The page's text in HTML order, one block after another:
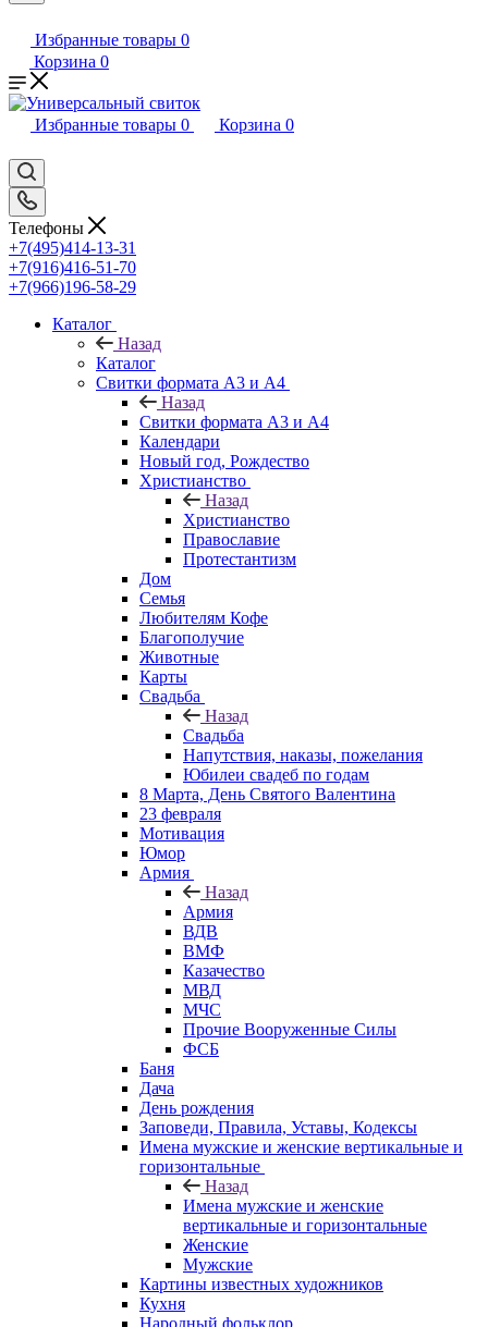
Избранные товары 0
Корзина 0
Избранные товары 0 Корзина 0
Телефоны
+7(495)414-13-31
+7(916)416-51-70
+7(966)196-58-29
Каталог
Назад
Каталог
Свитки формата А3 и А4
Назад
Свитки формата А3 и А4
Календари
Новый год, Рождество
Христианство
Назад
Христианство
Православие
Протестантизм
Дом
Семья
Любителям Кофе
Благополучие
Животные
Карты
Свадьба
Назад
Свадьба
Напутствия, наказы, пожелания
Юбилеи свадеб по годам
8 Марта, День Святого Валентина
23 февраля
Мотивация
Юмор
Армия
Назад
Армия
ВДВ
ВМФ
Казачество
МВД
МЧС
Прочие Вооруженные Силы
ФСБ
Баня
Дача
День рождения
Заповеди, Правила, Уставы, Кодексы
Имена мужские и женские вертикальные и
горизонтальные
Назад
Имена мужские и женские
вертикальные и горизонтальные
Женские
Мужские
Картины известных художников
Кухня
Народный фольклор